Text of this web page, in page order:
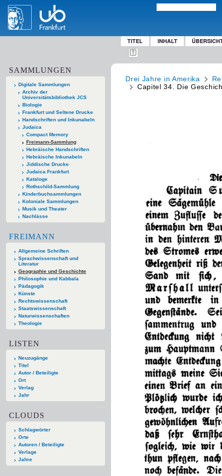
TITEL INHALT
SAMMLUNGEN
Digitale Sammlungen
Archiv der
Universitätsbibliothek JCS
Biologie
Frankfurt und Seltene Drucke
Handschriften und Inkunabeln
Judaica
Compact Memory
Freimann-Sammlung
Hebräische Handschriften
Hebräische Inkunabeln
Jiddische Drucke
Judaica Frankfurt
Kataloge
Rothschild-Sammlung
Kinderbuchsammlungen
Koloniale Sammlungen
Musik und Theater
Nachlässe
FREIMANN
Allgemeine Schriften
Sprachwissenschaft und
Literatur
Geographie und Geschichte
Philosophie und Kabbala
Pädagogik
Künste
Rechtswissenschaft
Staatswissenschaft
Naturwissenschaften
Theologie
LISTEN
Neuzugänge
Titel
Autor / Beteiligte
Ort
Verlag
Jahr
CLOUDS
Schlagwörter
Orte
Autoren / Beteiligte
Verlage
Jahre
Drei Jahre in Amerika
Capitel 34. Die